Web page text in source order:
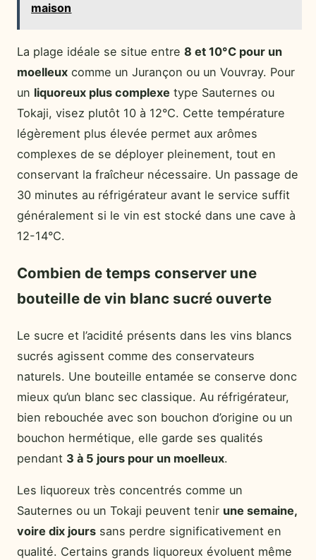
maison
La plage idéale se situe entre 8 et 10°C pour un
moelleux comme un Jurançon ou un Vouvray. Pour
un liquoreux plus complexe type Sauternes ou
Tokaji, visez plutôt 10 à 12°C. Cette température
légèrement plus élevée permet aux arômes
complexes de se déployer pleinement, tout en
conservant la fraîcheur nécessaire. Un passage de
30 minutes au réfrigérateur avant le service suffit
généralement si le vin est stocké dans une cave à
12-14°C.
Combien de temps conserver une
bouteille de vin blanc sucré ouverte
Le sucre et l’acidité présents dans les vins blancs
sucrés agissent comme des conservateurs
naturels. Une bouteille entamée se conserve donc
mieux qu’un blanc sec classique. Au réfrigérateur,
bien rebouchée avec son bouchon d’origine ou un
bouchon hermétique, elle garde ses qualités
pendant 3 à 5 jours pour un moelleux.
Les liquoreux très concentrés comme un
Sauternes ou un Tokaji peuvent tenir une semaine,
voire dix jours sans perdre significativement en
qualité. Certains grands liquoreux évoluent même